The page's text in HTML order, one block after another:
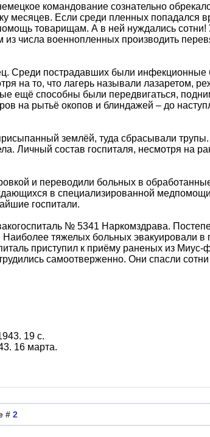
командование сознательно
месяцев. Если среди пленных попадался
товарищам. А в ней нуждались сотни!
числа военнопленных производить
Среди пострадавших были инфекционные
на то, что лагерь называли лазаретом,
ещё способны были передвигаться,
на рытьё окопов и блиндажей – до
землёй, туда сбрасывали трупы.
Личный состав госпиталя, несмотря на
и переводили больных в
в специализированной медпомощи
госпитали.
№ 5341 Наркомздрава.
тяжелых больных эвакуировали в
приступил к приёму раненых из Миус-
самоотверженно. Они спасли
19 с.
16 марта.
# 2